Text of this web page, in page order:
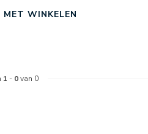
MET WINKELEN
1 - 0van 0